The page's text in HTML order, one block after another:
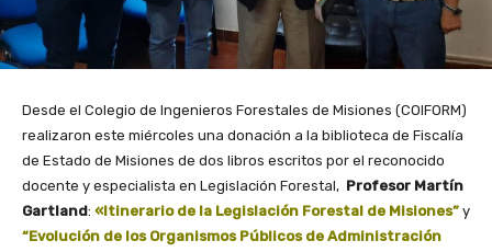
Desde el Colegio de Ingenieros Forestales de Misiones (COIFORM)
realizaron este miércoles una donación a la biblioteca de Fiscalía
de Estado de Misiones de dos libros escritos por el reconocido
docente y especialista en Legislación Forestal, Profesor Martín
Gartland: «Itinerario de la Legislación Forestal de Misiones” y
“Evolución de los Organismos Públicos de Administración